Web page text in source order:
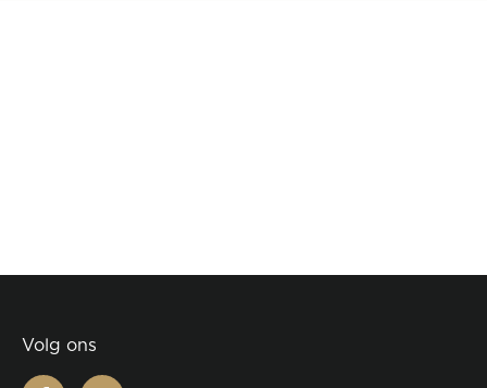
Volg ons